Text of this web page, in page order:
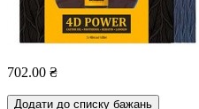
702.00 ₴
Додати до списку бажань